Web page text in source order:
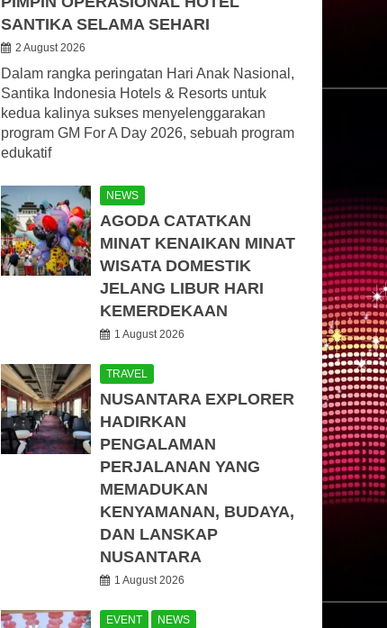
SANTIKA SELAMA SEHARI
2 August 2026
Dalam rangka peringatan Hari Anak Nasional,
Santika Indonesia Hotels & Resorts untuk
kedua kalinya sukses menyelenggarakan
program GM For A Day 2026, sebuah program
edukatif
NEWS
AGODA CATATKAN
MINAT KENAIKAN MINAT
WISATA DOMESTIK
JELANG LIBUR HARI
KEMERDEKAAN
1 August 2026
TRAVEL
NUSANTARA EXPLORER
HADIRKAN
PENGALAMAN
PERJALANAN YANG
MEMADUKAN
KENYAMANAN, BUDAYA,
DAN LANSKAP
NUSANTARA
1 August 2026
EVENT NEWS